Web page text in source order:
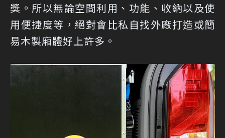
獎。所以無論空間利用、功能、收納以及使
用便捷度等，絕對會比私自找外廠打造或簡
易木製廂體好上許多。